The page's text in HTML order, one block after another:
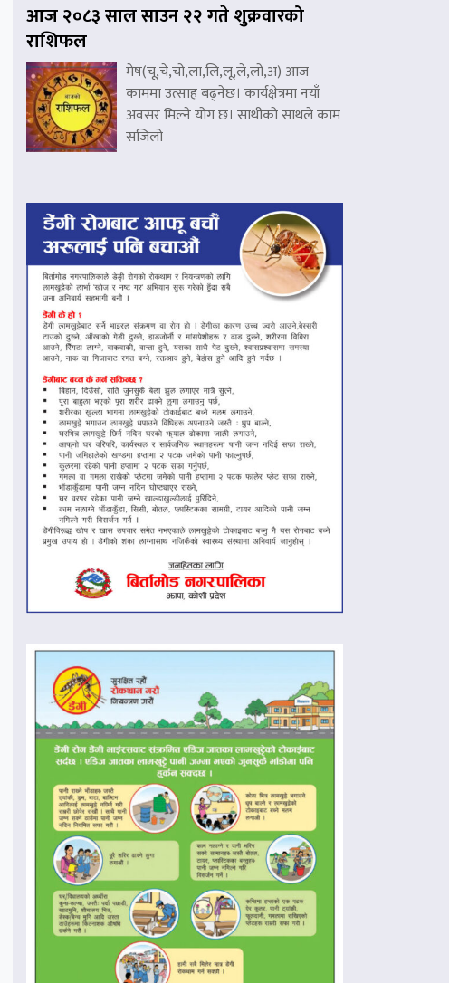
आज २०८३ साल साउन २२ गते शुक्रवारको
राशिफल
मेष(चू,चे,चो,ला,लि,लू,ले,लो,अ) आज
काममा उत्साह बढ्नेछ। कार्यक्षेत्रमा नयाँ
अवसर मिल्ने योग छ। साथीको साथले काम
सजिलो